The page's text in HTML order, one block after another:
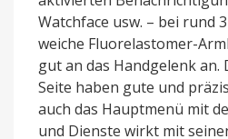
Watchface usw. – bei rund
weiche Fluorelastomer-
gut an das Handgelenk
Seite haben gute und
auch das Hauptmenü mit
und Dienste wirkt mit